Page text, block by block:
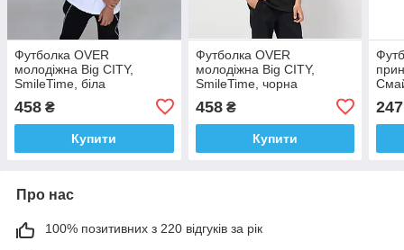
Футболка OVER
молодіжна Big CITY,
SmileTime, бiла
458 ₴
Купити
Футболка OVER
молодіжна Big CITY,
SmileTime, чорна
458₴
Купити
247
Про нас
100% позитивних з 220 відгуків за рік